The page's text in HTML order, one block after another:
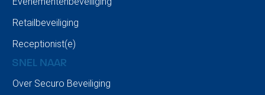
Retailbeveiliging
Receptionist(e)
SNEL NAAR
Over Securo Beveiliging